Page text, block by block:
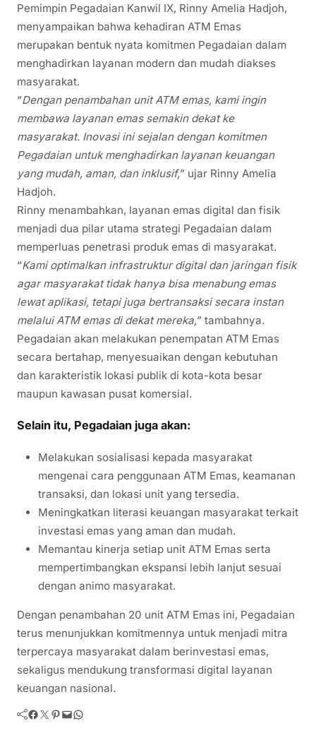
Pemimpin Pegadaian Kanwil IX, Rinny Amelia Hadjoh,
menyampaikan bahwa kehadiran ATM Emas
merupakan bentuk nyata komitmen Pegadaian dalam
menghadirkan layanan modern dan mudah diakses
masyarakat.
“Dengan penambahan unit ATM emas, kami ingin
membawa layanan emas semakin dekat ke
masyarakat. Inovasi ini sejalan dengan komitmen
Pegadaian untuk menghadirkan layanan keuangan
yang mudah, aman, dan inklusif,” ujar Rinny Amelia
Hadjoh.
Rinny menambahkan, layanan emas digital dan fisik
menjadi dua pilar utama strategi Pegadaian dalam
memperluas penetrasi produk emas di masyarakat.
“Kami optimalkan infrastruktur digital dan jaringan fisik
agar masyarakat tidak hanya bisa menabung emas
lewat aplikasi, tetapi juga bertransaksi secara instan
melalui ATM emas di dekat mereka,” tambahnya.
Pegadaian akan melakukan penempatan ATM Emas
secara bertahap, menyesuaikan dengan kebutuhan
dan karakteristik lokasi publik di kota-kota besar
maupun kawasan pusat komersial.
Selain itu, Pegadaian juga akan:
Melakukan sosialisasi kepada masyarakat
mengenai cara penggunaan ATM Emas, keamanan
transaksi, dan lokasi unit yang tersedia.
Meningkatkan literasi keuangan masyarakat terkait
investasi emas yang aman dan mudah.
Memantau kinerja setiap unit ATM Emas serta
mempertimbangkan ekspansi lebih lanjut sesuai
dengan animo masyarakat.
Dengan penambahan 20 unit ATM Emas ini, Pegadaian
terus menunjukkan komitmennya untuk menjadi mitra
terpercaya masyarakat dalam berinvestasi emas,
sekaligus mendukung transformasi digital layanan
keuangan nasional.
Facebook Twitter Pinterest Mail WhatsApp